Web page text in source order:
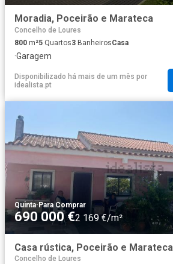
Moradia, Poceirão e Marateca
Concelho de Loures
800 m²5 Quartos3 BanheirosCasa
·Garagem
Disponibilizado há mais de um mês por
idealista.pt
Quinta·Para Comprar
690 000 €2 169 €/m²
Casa rústica, Poceirão e Marateca
Concelho de Loures